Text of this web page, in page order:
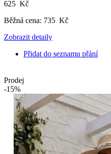
625 Kč
Běžná cena: 735 Kč
Zobrazit detaily
Přidat do seznamu přání
Prodej
-15%